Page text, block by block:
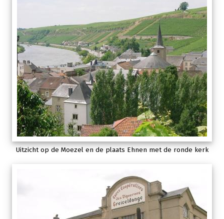
Uitzicht op de Moezel en de plaats Ehnen met de ronde kerk